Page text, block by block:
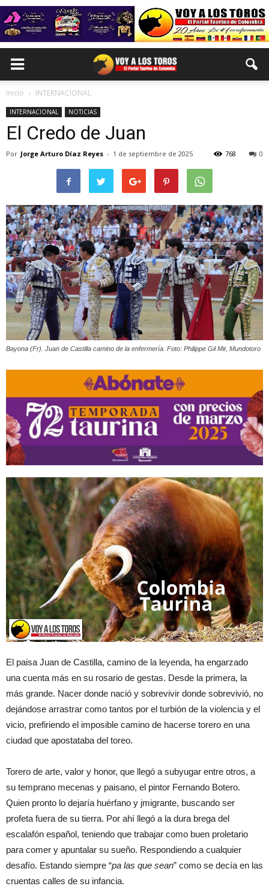
Inicio INTERNACIONAL
INTERNACIONAL NOTICIAS
El Credo de Juan
Por Jorge Arturo Díaz Reyes - 1 de septiembre de 2025 0
768
Bayona (Fr). Juan de Castilla camino de la enfermería. Foto: Philippe Gil Mir, Mundotoro
El paisa Juan de Castilla, camino de la leyenda, ha engarzado
una cuenta más en su rosario de gestas. Desde la primera, la
más grande. Nacer donde nació y sobrevivir donde sobrevivió, no
dejándose arrastrar como tantos por el turbión de la violencia y el
vicio, prefiriendo el imposible camino de hacerse torero en una
ciudad que apostataba del toreo.
Torero de arte, valor y honor, que llegó a subyugar entre otros, a
su temprano mecenas y paisano, el pintor Fernando Botero.
Quien pronto lo dejaría huérfano y jmigrante, buscando ser
profeta fuera de su tierra. Por ahí llegó a la dura brega del
escalafón español, teniendo que trabajar como buen proletario
para comer y apuntalar su sueño. Respondiendo a cualquier
desafío. Estando siempre “pa las que sean” como se decía en las
cruentas calles de su infancia.